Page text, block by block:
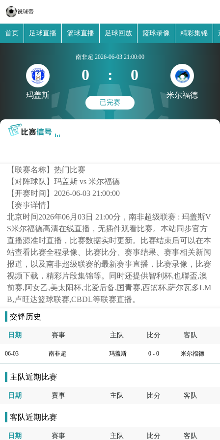
首页 足球直播 篮球直播 足球回放 篮球录像 精彩集锦
玛盖斯
南非超 2026-06-03 21:00:00
0 : 0
已完赛
米尔福德
【联赛名称】热门比赛
【对阵球队】玛盖斯 vs 米尔福德
【开赛时间】 2026-06-03 21:00:00
【赛事详情】
北京时间2026年06月03日 21:00分，南非超级联赛 : 玛盖斯V
S米尔福德高清在线直播，无插件观看比赛。本站同步官方
直播源准时直播，比赛数据实时更新。比赛结束后可以在本
站查看比赛全程录像、比赛比分、赛事结果、赛事相关新闻
报道，以及南非超级联赛的最新赛事直播，比赛录像，比赛
视频下载，精彩片段集锦等。同时还提供智利杯,也聯盃,澳
前赛,阿女乙,美太阳杯,北爱后备,国青赛,西篮杯,萨尔瓦多LM
B,卢旺达篮球联赛,CBDL等联赛直播。
交锋历史
日期 賽事 主队 比分 客队
06-03 南非超 玛盖斯 0 - 0 米尔福德
主队近期比赛
日期 賽事 主队 比分 客队
客队近期比赛
日期 賽事 主队 比分 客队